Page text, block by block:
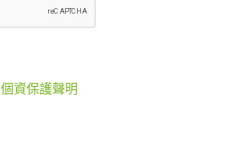
個資保護聲明